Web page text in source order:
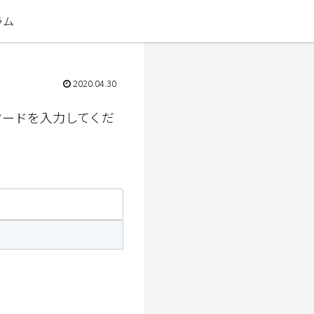
2020.04.30
ドを入力してくだ